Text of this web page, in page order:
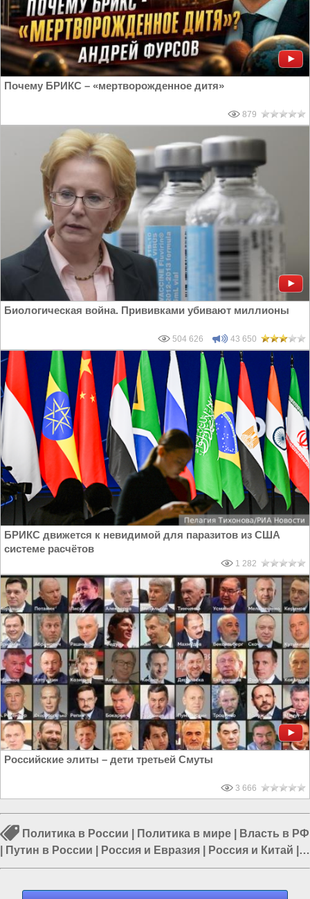
Почему БРИКС – «мертворожденное дитя»
879
Биологическая война. Прививками убивают миллионы
504 626 43 650
БРИКС движется к невидимой для паразитов из США
системе расчётов
1 282
Российские элиты – дети третьей Смуты
3 666
Политика в России Политика в мире
Власть в РФ
Путин в России Россия и Евразия Россия и Китай
Внешняя политика России